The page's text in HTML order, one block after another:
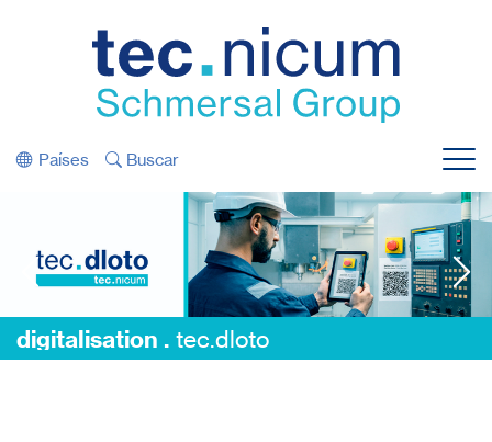
Países Buscar Menu
digitalisation . tec.dloto
tec.dloto
tec.dloto
Bloqueio/Sinalização Digital